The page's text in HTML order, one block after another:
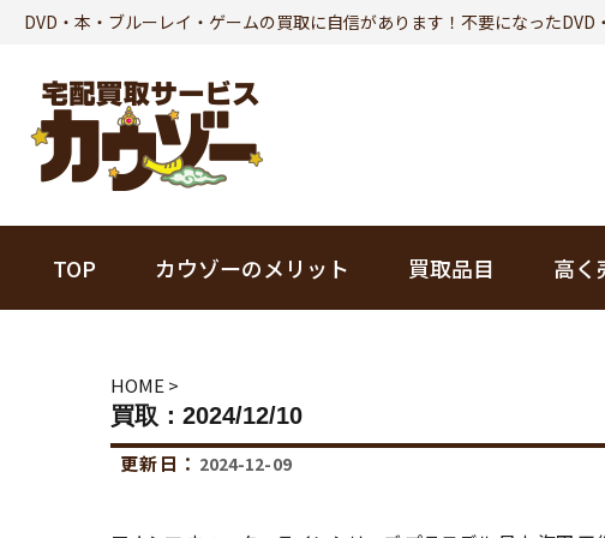
DVD・本・ブルーレイ・ゲームの買取に自信があります！不要になった
TOP カウゾーのメリット 買取品目
ビジネス書
オー
高く
HOME >
買取：2024/12/10
更新日： 2024-12-09